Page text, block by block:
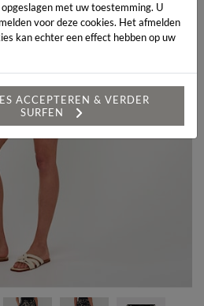
met uw toestemming. U
voor deze cookies. Het afmelden
kan echter een effect hebben op uw
ACCEPTEREN & VERDER
SURFEN